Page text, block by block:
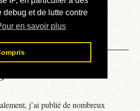
debug et de lutte contre
en savoir plus
j’ai publié de nombreux